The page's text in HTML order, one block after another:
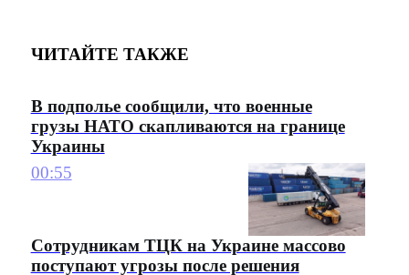
ЧИТАЙТЕ ТАКЖЕ
В подполье сообщили, что военные
грузы НАТО скапливаются на границе
Украины
00:55
Сотрудникам ТЦК на Украине массово
поступают угрозы после решения